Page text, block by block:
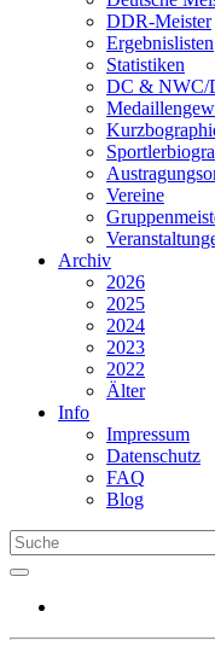
DDR-Meister
Ergebnislisten
Statistiken
DC & NWC/
Vereine
Archiv
2026
2025
2024
2023
2022
Älter
Info
Impressum
Datenschutz
FAQ
Blog